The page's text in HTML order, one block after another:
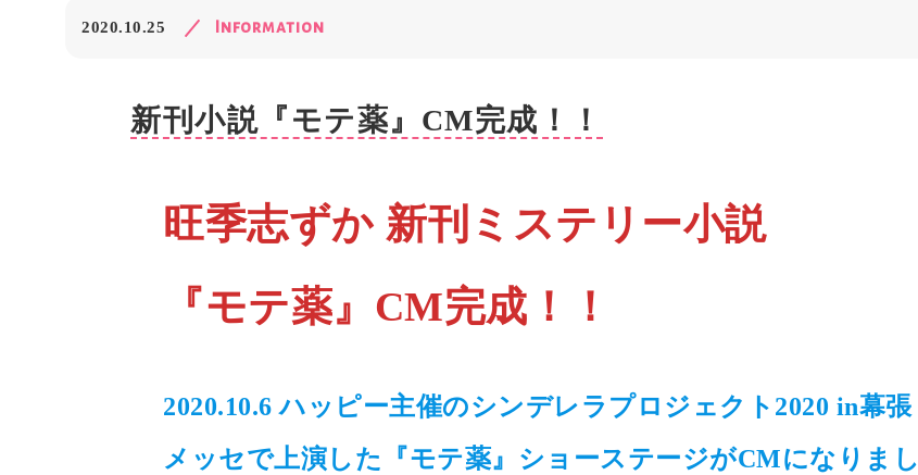
2020.10.25 Information
新刊小説『モテ薬』CM完成！！
旺季志ずか 新刊ミステリー小説
『モテ薬』CM完成！！
2020.10.6 ハッピー主催のシンデレラプロジェクト2020 in幕張
メッセで上演した『モテ薬』ショーステージがCMになりまし